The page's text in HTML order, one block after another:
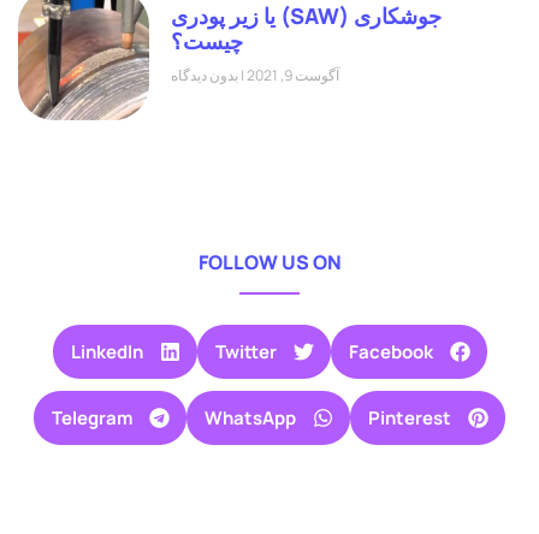
جوشکاری (SAW) یا زیر پودری
چیست؟
آگوست 9, 2021 بدون دیدگاه
FOLLOW US ON
Facebook
Twitter
LinkedIn
Pinterest
WhatsApp
Telegram